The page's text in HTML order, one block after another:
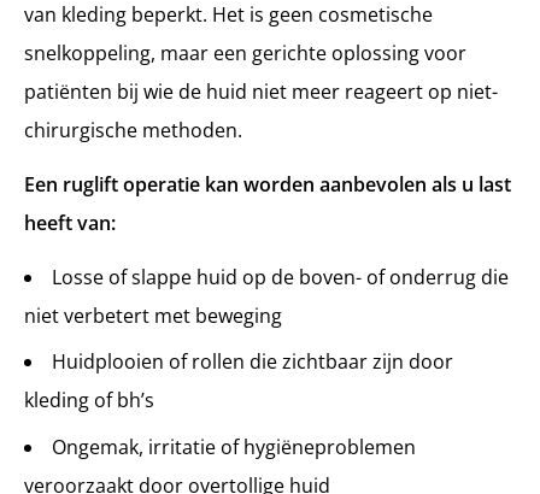
van kleding beperkt. Het is geen cosmetische
snelkoppeling, maar een gerichte oplossing voor
patiënten bij wie de huid niet meer reageert op niet-
chirurgische methoden.
Een ruglift operatie kan worden aanbevolen als u last
heeft van:
Losse of slappe huid op de boven- of onderrug die
niet verbetert met beweging
Huidplooien of rollen die zichtbaar zijn door
kleding of bh’s
Ongemak, irritatie of hygiëneproblemen
veroorzaakt door overtollige huid